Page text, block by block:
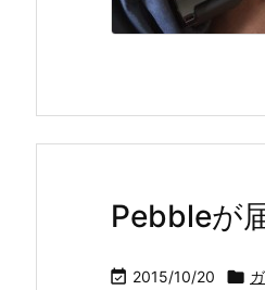
Pebbleが
 2015/10/20 